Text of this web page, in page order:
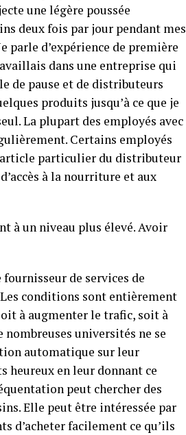
une légère poussée
deux fois par jour pendant mes
parle d’expérience de première
dans une entreprise qui
de pause et de distributeurs
produits jusqu’à ce que je
La plupart des employés avec
Certains employés
particulier du distributeur
à la nourriture et aux
à un niveau plus élevé. Avoir
de services de
conditions sont entièrement
à augmenter le trafic, soit à
universités ne se
automatique sur leur
heureux en leur donnant ce
peut chercher des
Elle peut être intéressée par
d’acheter facilement ce qu’ils